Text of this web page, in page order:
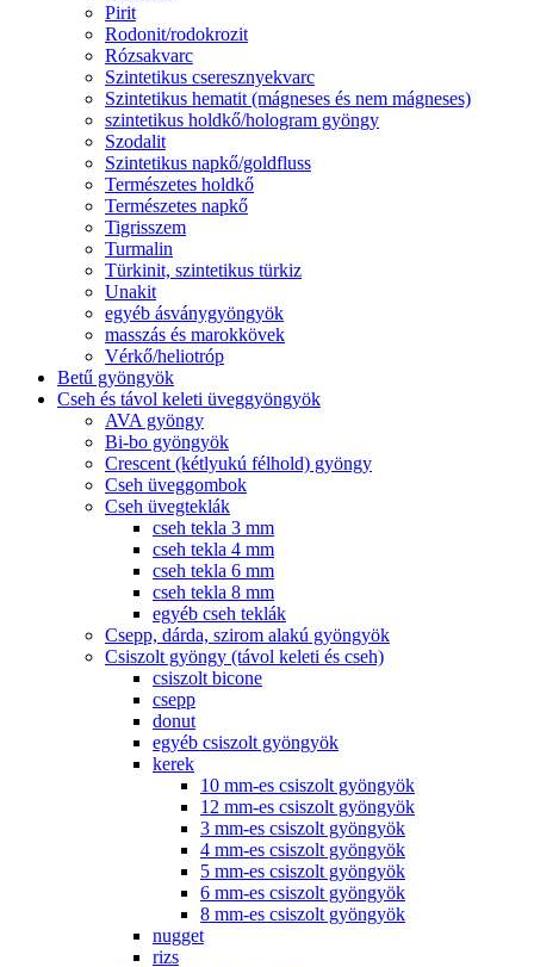
Pirit
Rodonit/rodokrozit
Rózsakvarc
Szintetikus cseresznyekvarc
Szintetikus hematit (mágneses és nem mágneses)
szintetikus holdkő/hologram gyöngy
Szodalit
Szintetikus napkő/goldfluss
Természetes holdkő
Természetes napkő
Tigrisszem
Turmalin
Türkinit, szintetikus türkiz
Unakit
egyéb ásványgyöngyök
masszás és marokkövek
Vérkő/heliotróp
Betű gyöngyök
Cseh és távol keleti üveggyöngyök
AVA gyöngy
Bi-bo gyöngyök
Crescent (kétlyukú félhold) gyöngy
Cseh üveggombok
Cseh üvegteklák
cseh tekla 3 mm
cseh tekla 4 mm
cseh tekla 6 mm
cseh tekla 8 mm
egyéb cseh teklák
Csepp, dárda, szirom alakú gyöngyök
Csiszolt gyöngy (távol keleti és cseh)
csiszolt bicone
csepp
donut
egyéb csiszolt gyöngyök
kerek
10 mm-es csiszolt gyöngyök
12 mm-es csiszolt gyöngyök
3 mm-es csiszolt gyöngyök
4 mm-es csiszolt gyöngyök
5 mm-es csiszolt gyöngyök
6 mm-es csiszolt gyöngyök
8 mm-es csiszolt gyöngyök
nugget
rizs